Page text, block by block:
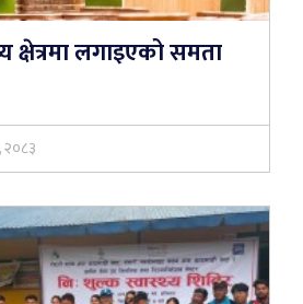
क्षेत्रमा लगाइएको समता
२०८३